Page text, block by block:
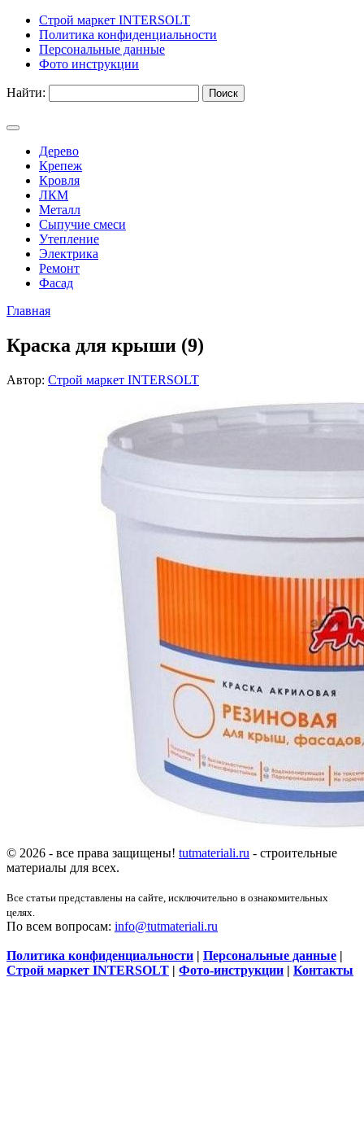
Строй маркет INTERSOLT
Политика конфиденциальности
Персональные данные
Фото инструкции
Найти:
Дерево
Крепеж
Кровля
ЛКМ
Металл
Сыпучие смеси
Утепление
Электрика
Ремонт
Фасад
Главная
Краска для крыши (9)
Автор: Строй маркет INTERSOLT
© 2026 - все права защищены! tutmateriali.ru - строительные
материалы для всех.
Все статьи представлены на сайте, исключительно в ознакомительных
целях.
По всем вопросам: info@tutmateriali.ru
Политика конфиденциальности | Персональные данные |
Строй маркет INTERSOLT | Фото-инструкции | Контакты